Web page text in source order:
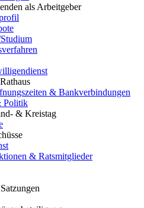
als Arbeitgeber
& Bankverbindungen
Politik
& Kreistag
& Ratsmitglieder